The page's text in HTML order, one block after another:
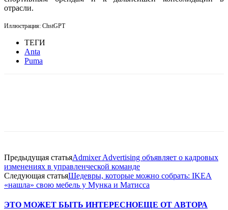
отрасли.
Иллюстрация: ChstGPT
ТЕГИ
Anta
Puma
Предыдущая статьяAdmixer Advertising объявляет о кадровых
изменениях в управленческой команде
Следующая статьяШедевры, которые можно собрать: IKEA
«нашла» свою мебель у Мунка и Матисса
ЭТО МОЖЕТ БЫТЬ ИНТЕРЕСНОЕЩЕ ОТ АВТОРА